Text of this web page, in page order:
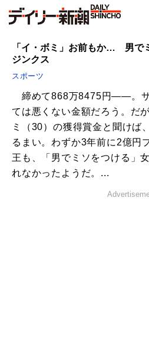
「イ・ボミ」お前もか… 男で
ジンクス
スポーツ
締めて868万8475円――。サ
ては悪くない金額だろう。だ
ミ（30）の獲得賞金と聞けば
るまい。わずか3年前に2億円
王も、「男でミソをつける」
れなかったようだ。...